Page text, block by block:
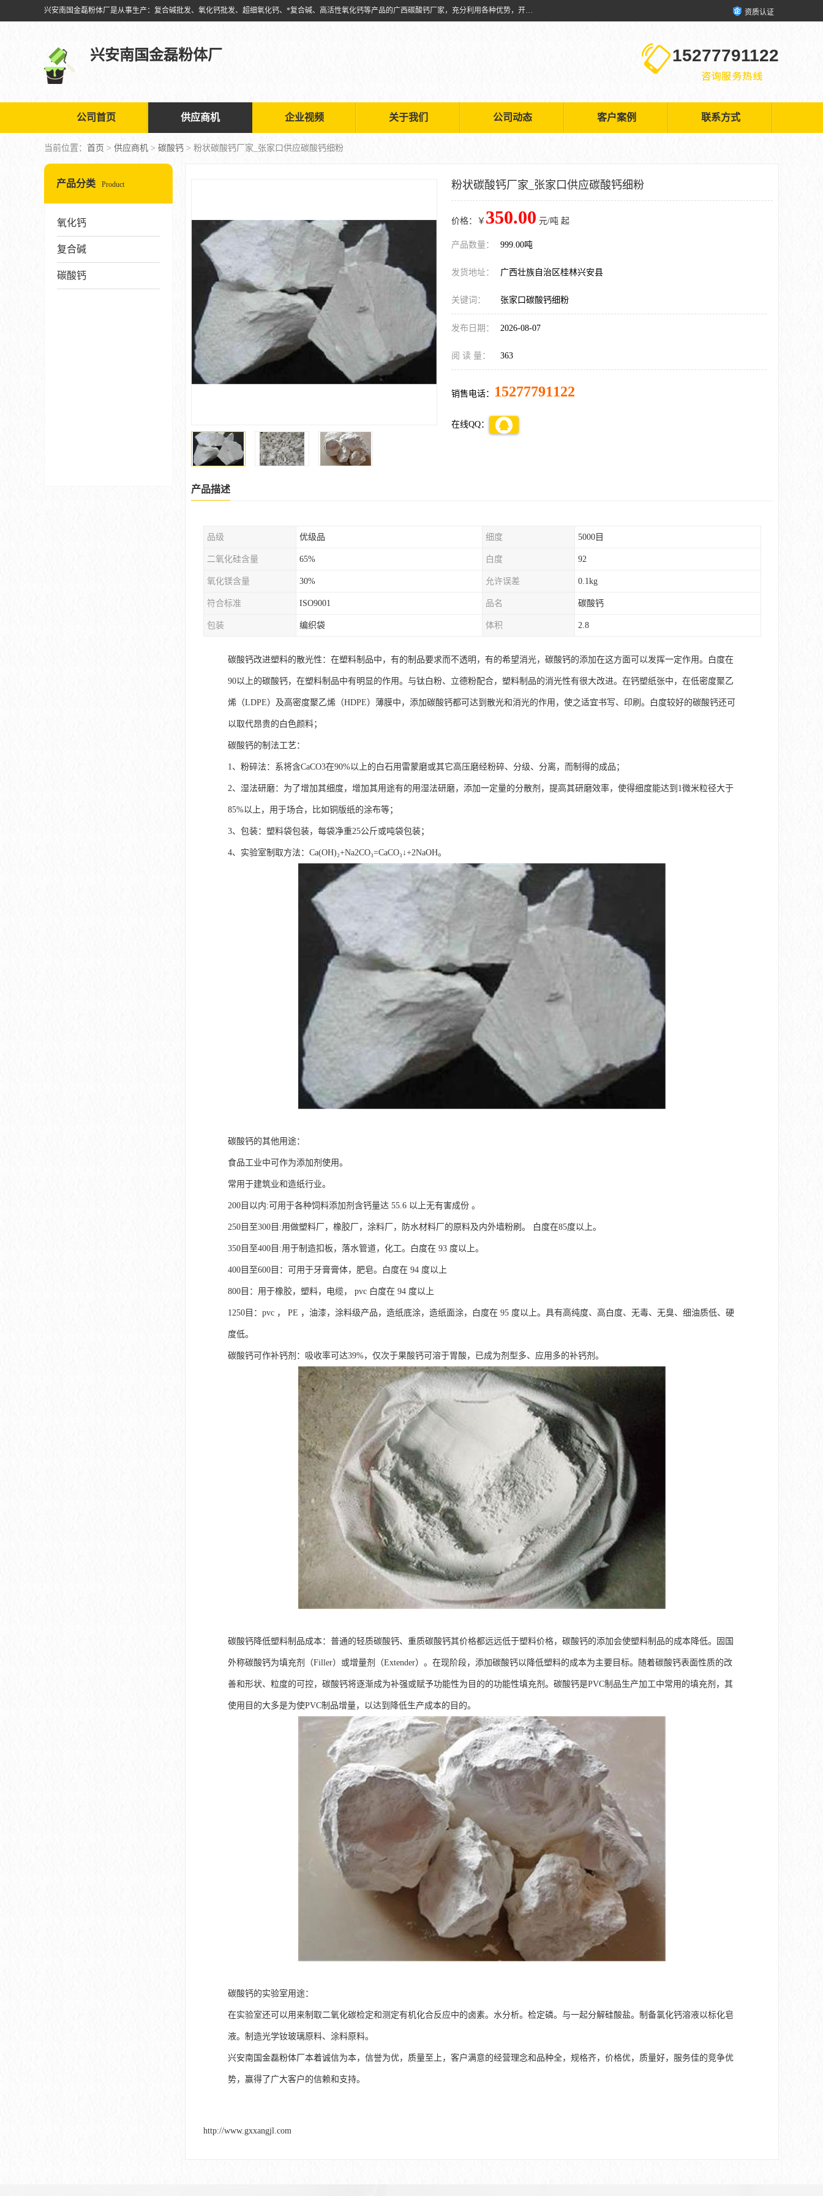
兴安南国金磊粉体厂是从事生产：复合碱批发、氧化钙批发、超细氧化钙、*复合碱、高活性氧化钙等产品的广西碳酸钙厂家，充分利用各种优势，开拓创新，逐步建立了现代企业管理体系，科学.规范的生产体系，严谨的产品质量控制体系，完备的产品质量检验体系。 资质认证
兴安南国金磊粉体厂 15277791122
公司首页 供应商机 企业视频 关于我们 公司动态 客户案例 联系方式
当前位置： 首页 > 供应商机 > 碳酸钙 > 粉状碳酸钙厂家_张家口供应碳酸钙细粉
产品分类 Product
氧化钙
复合碱
碳酸钙
粉状碳酸钙厂家_张家口供应碳酸钙细粉
价格：￥ 350.00 元/吨 起
产品数量： 999.00吨
发货地址： 广西壮族自治区桂林兴安县
关键词： 张家口碳酸钙细粉
发布日期： 2026-08-07
阅 读 量： 363
销售电话： 15277791122
在线QQ：
产品描述
品级 优级品 细度 5000目
二氧化硅含量 65% 白度 92
氧化镁含量 30% 允许误差 0.1kg
符合标准 ISO9001 品名 碳酸钙
包装 编织袋 体积 2.8
碳酸钙改进塑料的散光性：在塑料制品中，有的制品要求而不透明，有的希望消光，碳酸钙的添加在这方面可以发挥一定作用。白度在
90以上的碳酸钙，在塑料制品中有明显的作用。与钛白粉、立德粉配合，塑料制品的消光性有很大改进。在钙塑纸张中，在低密度聚乙
烯（LDPE）及高密度聚乙烯（HDPE）薄膜中，添加碳酸钙都可达到散光和消光的作用，使之适宜书写、印刷。白度较好的碳酸钙还可
以取代昂贵的白色颜料；
碳酸钙的制法工艺：
1、粉碎法：系将含CaCO3在90%以上的白石用雷蒙磨或其它高压磨经粉碎、分级、分离，而制得的成品；
2、湿法研磨：为了增加其细度，增加其用途有的用湿法研磨，添加一定量的分散剂，提高其研磨效率，使得细度能达到1微米粒径大于
85%以上，用于场合，比如铜版纸的涂布等；
3、包装：塑料袋包装，每袋净重25公斤或吨袋包装；
4、实验室制取方法：Ca(OH)₂+Na2CO₃=CaCO₃↓+2NaOH。
碳酸钙的其他用途：
食品工业中可作为添加剂使用。
常用于建筑业和造纸行业。
200目以内:可用于各种饲料添加剂含钙量达 55.6 以上无有害成份 。
250目至300目:用做塑料厂，橡胶厂，涂料厂，防水材料厂的原料及内外墙粉刷。 白度在85度以上。
350目至400目:用于制造扣板，落水管道，化工。白度在 93 度以上。
400目至600目：可用于牙膏膏体，肥皂。白度在 94 度以上
800目：用于橡胶，塑料，电缆， pvc 白度在 94 度以上
1250目：pvc ， PE ，油漆，涂料级产品，造纸底涂，造纸面涂，白度在 95 度以上。具有高纯度、高白度、无毒、无臭、细油质低、硬
度低。
碳酸钙可作补钙剂：吸收率可达39%，仅次于果酸钙可溶于胃酸，已成为剂型多、应用多的补钙剂。
碳酸钙降低塑料制品成本：普通的轻质碳酸钙、重质碳酸钙其价格都远远低于塑料价格，碳酸钙的添加会使塑料制品的成本降低。固国
外称碳酸钙为填充剂（Filler）或增量剂（Extender）。在现阶段，添加碳酸钙以降低塑料的成本为主要目标。随着碳酸钙表面性质的改
善和形状、粒度的可控，碳酸钙将逐渐成为补强或赋予功能性为目的的功能性填充剂。碳酸钙是PVC制品生产加工中常用的填充剂，其
使用目的大多是为使PVC制品增量，以达到降低生产成本的目的。
碳酸钙的实验室用途：
在实验室还可以用来制取二氧化碳检定和测定有机化合反应中的卤素。水分析。检定磷。与一起分解硅酸盐。制备氯化钙溶液以标化皂
液。制造光学钕玻璃原料、涂料原料。
兴安南国金磊粉体厂本着诚信为本，信誉为优，质量至上，客户满意的经营理念和品种全，规格齐，价格优，质量好，服务佳的竞争优
势，赢得了广大客户的信赖和支持。
http://www.gxxangjl.com